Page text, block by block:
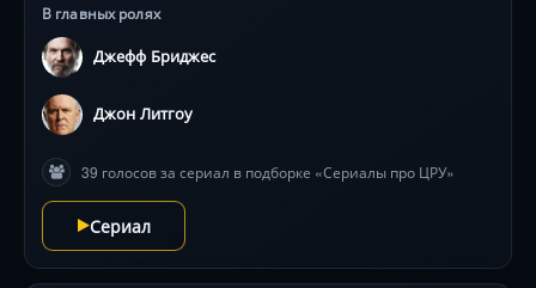
напарником. Прошлое преследует его через
флешбэки Афганистана, где молодой оперативник
совершил роковую ошибку. Но самая опасная
мишень — его собственная память, стирающая
границы реальности. Бенефис Джеффа Бриджеса в
стареют.
В главных ролях
Джефф Бриджес
Джон Литгоу
39 голосов за сериал в подборке «Сериалы про ЦРУ»
Сериал